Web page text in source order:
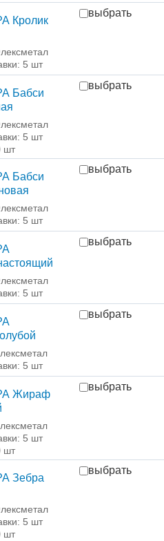
Кролик
5 шт
выбрать
Бабси
5 шт
шт
выбрать
Бабси
5 шт
выбрать
5 шт
выбрать
5 шт
выбрать
Жираф
5 шт
шт
выбрать
Зебра
5 шт
шт
выбрать